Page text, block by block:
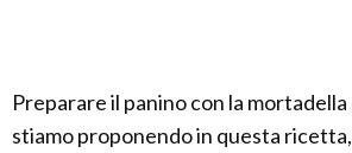
Preparare il panino con la mortadella
stiamo proponendo in questa